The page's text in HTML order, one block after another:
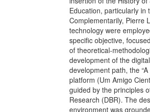
Education, particularly in
Complementarily, Pierre
technology were
specific objective,
of theoretical-
development of the
development path, the
platform (Um Amigo
guided by the principles
Research (DBR). The
environment was